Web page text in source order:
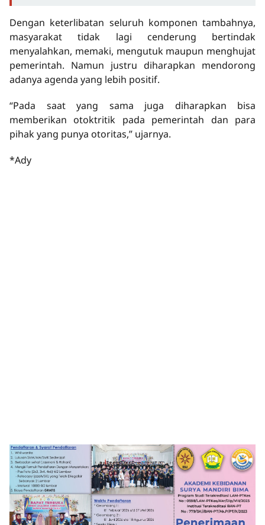
Dengan keterlibatan seluruh komponen tambahnya,
masyarakat tidak lagi cenderung bertindak
menyalahkan, memaki, mengutuk maupun menghujat
pemerintah. Namun justru diharapkan mendorong
adanya agenda yang lebih positif.
“Pada saat yang sama juga diharapkan bisa
memberikan otoktritik pada pemerintah dan para
pihak yang punya otoritas,” ujarnya.
*Ady